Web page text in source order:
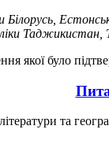
якої було
та